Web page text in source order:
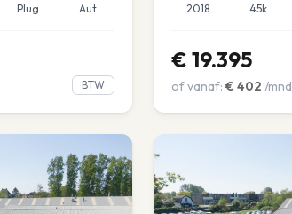
Plug Aut
BTW
2018 45k
€ 19.395
of vanaf: € 402 /mnd